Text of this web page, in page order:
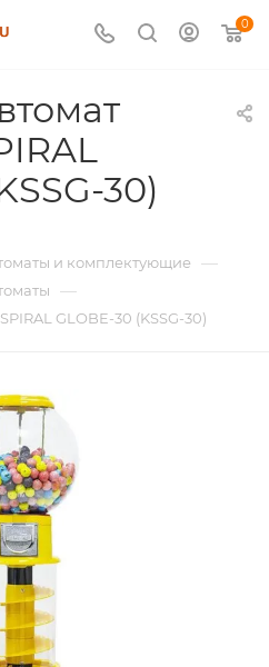
0
30)
и комплектующие —
—
GLOBE-30 (KSSG-30)